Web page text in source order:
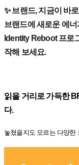
✨ 브랜드, 지금이 바
브랜드에 새로운 에
Identity Reboot 프로
작해 보세요.
읽을 거리로 가득한
다.
놓쳤을지도 모르는 다양한